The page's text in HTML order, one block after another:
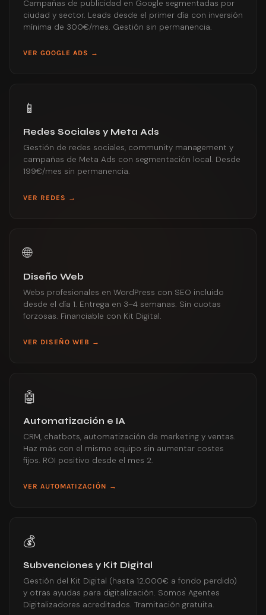
Campañas de publicidad en Google segmentadas por
ciudad y sector. Leads desde el primer día con inversión
mínima de 300€/mes. Gestión sin permanencia.
VER GOOGLE ADS →
📱
Redes Sociales y Meta Ads
Gestión de redes sociales, community management y
campañas de Meta Ads con segmentación local. Desde
199€/mes sin permanencia.
VER REDES →
🌐
Diseño Web
Webs profesionales en WordPress con SEO incluido
desde el día 1. Entrega en 3–4 semanas. Sin cuotas
forzosas. Financiable con Kit Digital.
VER DISEÑO WEB →
🤖
Automatización e IA
CRM, chatbots, automatización de marketing y ventas.
Haz más con el mismo equipo sin aumentar costes
fijos. ROI positivo desde el mes 2.
VER AUTOMATIZACIÓN →
💰
Subvenciones y Kit Digital
Gestión del Kit Digital (hasta 12.000€ a fondo perdido)
y otras ayudas para digitalización. Somos Agentes
Digitalizadores acreditados. Tramitación gratuita.